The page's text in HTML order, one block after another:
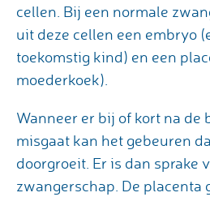
cellen. Bij een normale
uit deze cellen een embryo
toekomstig kind) en een
moederkoek).
Wanneer er bij of kort na de
misgaat kan het gebeuren
doorgroeit. Er is dan sprake
zwangerschap. De placenta